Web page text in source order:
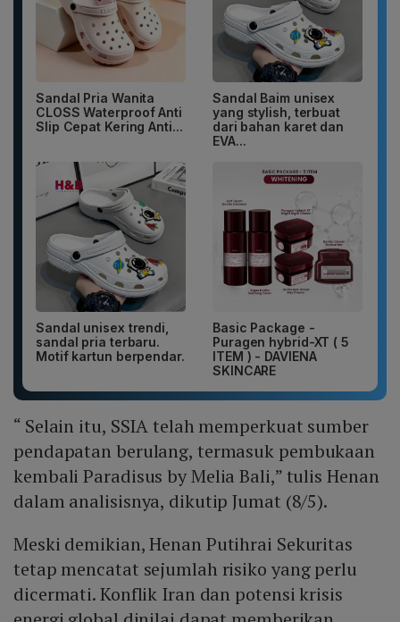
Sandal Pria Wanita
CLOSS Waterproof Anti
Slip Cepat Kering Anti...
Sandal Baim unisex
yang stylish, terbuat
dari bahan karet dan
EVA...
Sandal unisex trendi,
sandal pria terbaru.
Motif kartun berpendar.
Basic Package -
Puragen hybrid-XT ( 5
ITEM ) - DAVIENA
SKINCARE
“ Selain itu, SSIA telah memperkuat sumber
pendapatan berulang, termasuk pembukaan
kembali Paradisus by Melia Bali,” tulis Henan
dalam analisisnya, dikutip Jumat (8/5).
Meski demikian, Henan Putihrai Sekuritas
tetap mencatat sejumlah risiko yang perlu
dicermati. Konflik Iran dan potensi krisis